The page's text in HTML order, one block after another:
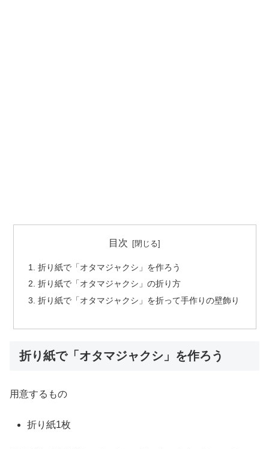
目次
折り紙で「オタマジャクシ」を作ろう
折り紙で「オタマジャクシ」の折り方
折り紙で「オタマジャクシ」を折って手作りの壁飾り
折り紙で「オタマジャクシ」を作ろう
用意するもの
折り紙1枚